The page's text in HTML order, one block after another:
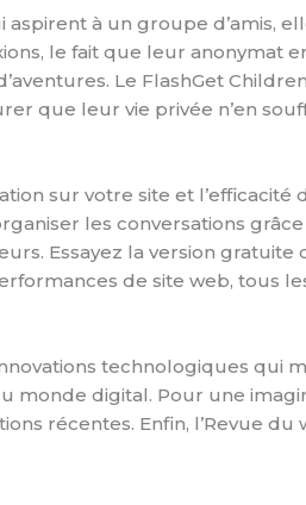
à un groupe d’amis,
le fait que leur anonymat
Le FlashGet
que leur vie privée n’en
sur votre site et
les conversations
Essayez la version
de site web, tous
technologiques qui
digital. Pour une
récentes. Enfin, l’Revue